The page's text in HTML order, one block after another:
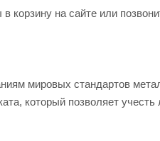
корзину на сайте или
мировых стандартов
который позволяет